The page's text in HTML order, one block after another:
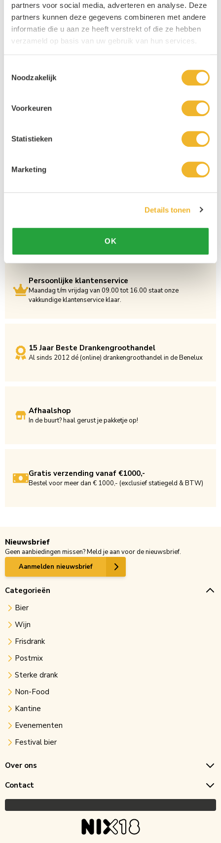
partners voor social media, adverteren en analyse. Deze
partners kunnen deze gegevens combineren met andere
informatie die u aan ze heeft verstrekt of die ze hebben
verzameld op basis van uw gebruik van hun services.
Noodzakelijk
Voorkeuren
Statistieken
Marketing
Details tonen
OK
Persoonlijke klantenservice
Maandag t/m vrijdag van 09.00 tot 16.00 staat onze
vakkundige klantenservice klaar.
15 Jaar Beste Drankengroothandel
Al sinds 2012 dé (online) drankengroothandel in de Benelux
Afhaalshop
In de buurt? haal gerust je pakketje op!
Gratis verzending vanaf €1000,-
Bestel voor meer dan € 1000,- (exclusief statiegeld & BTW)
Nieuwsbrief
Geen aanbiedingen missen? Meld je aan voor de nieuwsbrief.
Aanmelden nieuwsbrief
Categorieën
Bier
Wijn
Frisdrank
Postmix
Sterke drank
Non-Food
Kantine
Evenementen
Festival bier
Over ons
Contact